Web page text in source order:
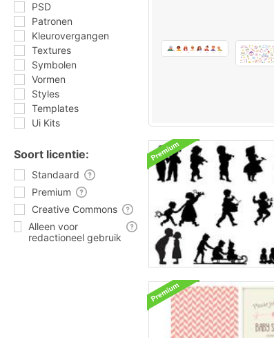
PSD
Patronen
Kleurovergangen
Textures
Symbolen
Vormen
Styles
Templates
Ui Kits
Soort licentie:
Standaard
Premium
Creative Commons
Alleen voor
redactioneel gebruik